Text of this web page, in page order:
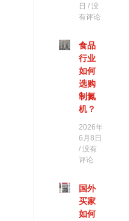
日 没
有评论
食品
行业
如何
选购
制氮
机？
2026年
6月8日
没有
评论
国外
买家
如何